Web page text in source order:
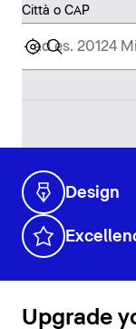
Città o CAP
Design
Upgrade